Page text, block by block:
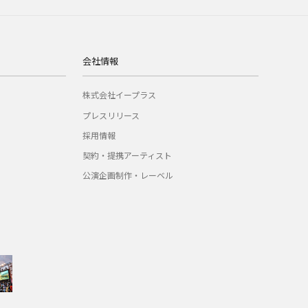
会社情報
株式会社イープラス
プレスリリース
採用情報
契約・提携アーティスト
公演企画制作・レーベル